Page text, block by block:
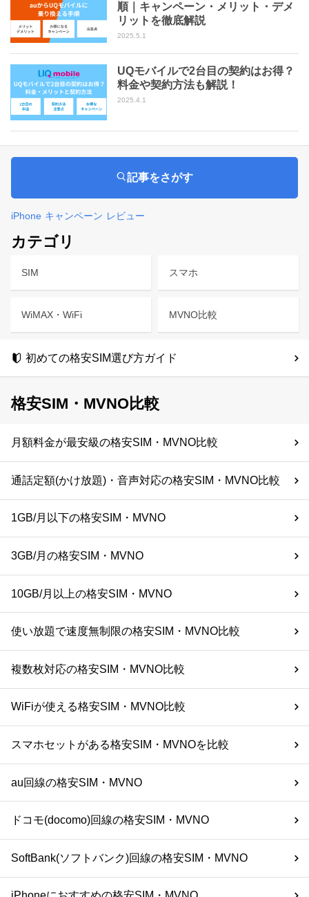
順｜キャンペーン・メリット・デメ
リットを徹底解説
2025.5.1
UQモバイルで2台目の契約はお得？
料金や契約方法も解説！
2025.4.1
記事をさがす
iPhone キャンペーン レビュー
カテゴリ
SIM スマホ
WiMAX・WiFi MVNO比較
初めての格安SIM選び方ガイド
格安SIM・MVNO比較
月額料金が最安級の格安SIM・MVNO比較
通話定額(かけ放題)・音声対応の格安SIM・MVNO比較
1GB/月以下の格安SIM・MVNO
3GB/月の格安SIM・MVNO
10GB/月以上の格安SIM・MVNO
使い放題で速度無制限の格安SIM・MVNO比較
複数枚対応の格安SIM・MVNO比較
WiFiが使える格安SIM・MVNO比較
スマホセットがある格安SIM・MVNOを比較
au回線の格安SIM・MVNO
ドコモ(docomo)回線の格安SIM・MVNO
SoftBank(ソフトバンク)回線の格安SIM・MVNO